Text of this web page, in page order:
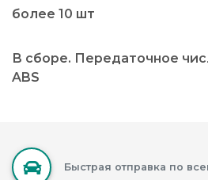
более 10 шт
В сборе. Передаточное
ABS
Быстрая отправка по